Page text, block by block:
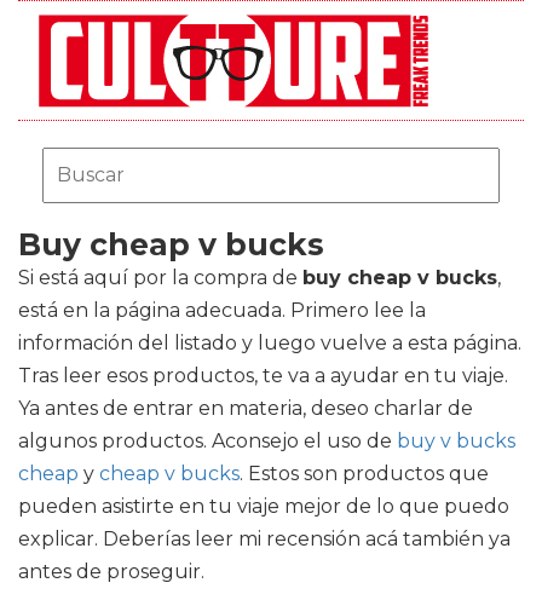
Buy cheap v bucks
Si está aquí por la compra de buy cheap v bucks,
está en la página adecuada. Primero lee la
información del listado y luego vuelve a esta página.
Tras leer esos productos, te va a ayudar en tu viaje.
Ya antes de entrar en materia, deseo charlar de
algunos productos. Aconsejo el uso de buy v bucks
cheap y cheap v bucks. Estos son productos que
pueden asistirte en tu viaje mejor de lo que puedo
explicar. Deberías leer mi recensión acá también ya
antes de proseguir.